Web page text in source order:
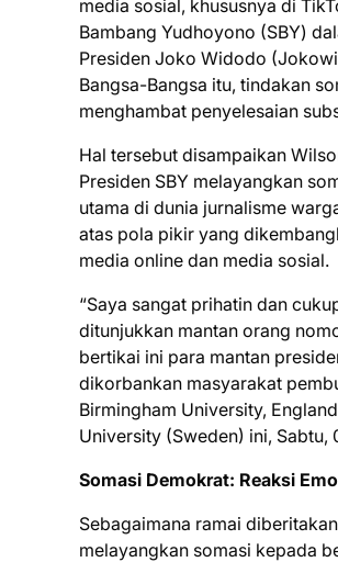
media sosial, khususnya di
Bambang Yudhoyono (SBY)
Presiden Joko Widodo
Bangsa-Bangsa itu, tindakan
menghambat penyelesaian
Hal tersebut disampaikan
Presiden SBY melayangkan
utama di dunia jurnalisme
atas pola pikir yang
media online dan media sosial.
“Saya sangat prihatin dan
ditunjukkan mantan orang
bertikai ini para mantan
dikorbankan masyarakat
Birmingham University,
University (Sweden) ini, Sabtu,
Somasi Demokrat: Reaksi
Sebagaimana ramai
melayangkan somasi kepada